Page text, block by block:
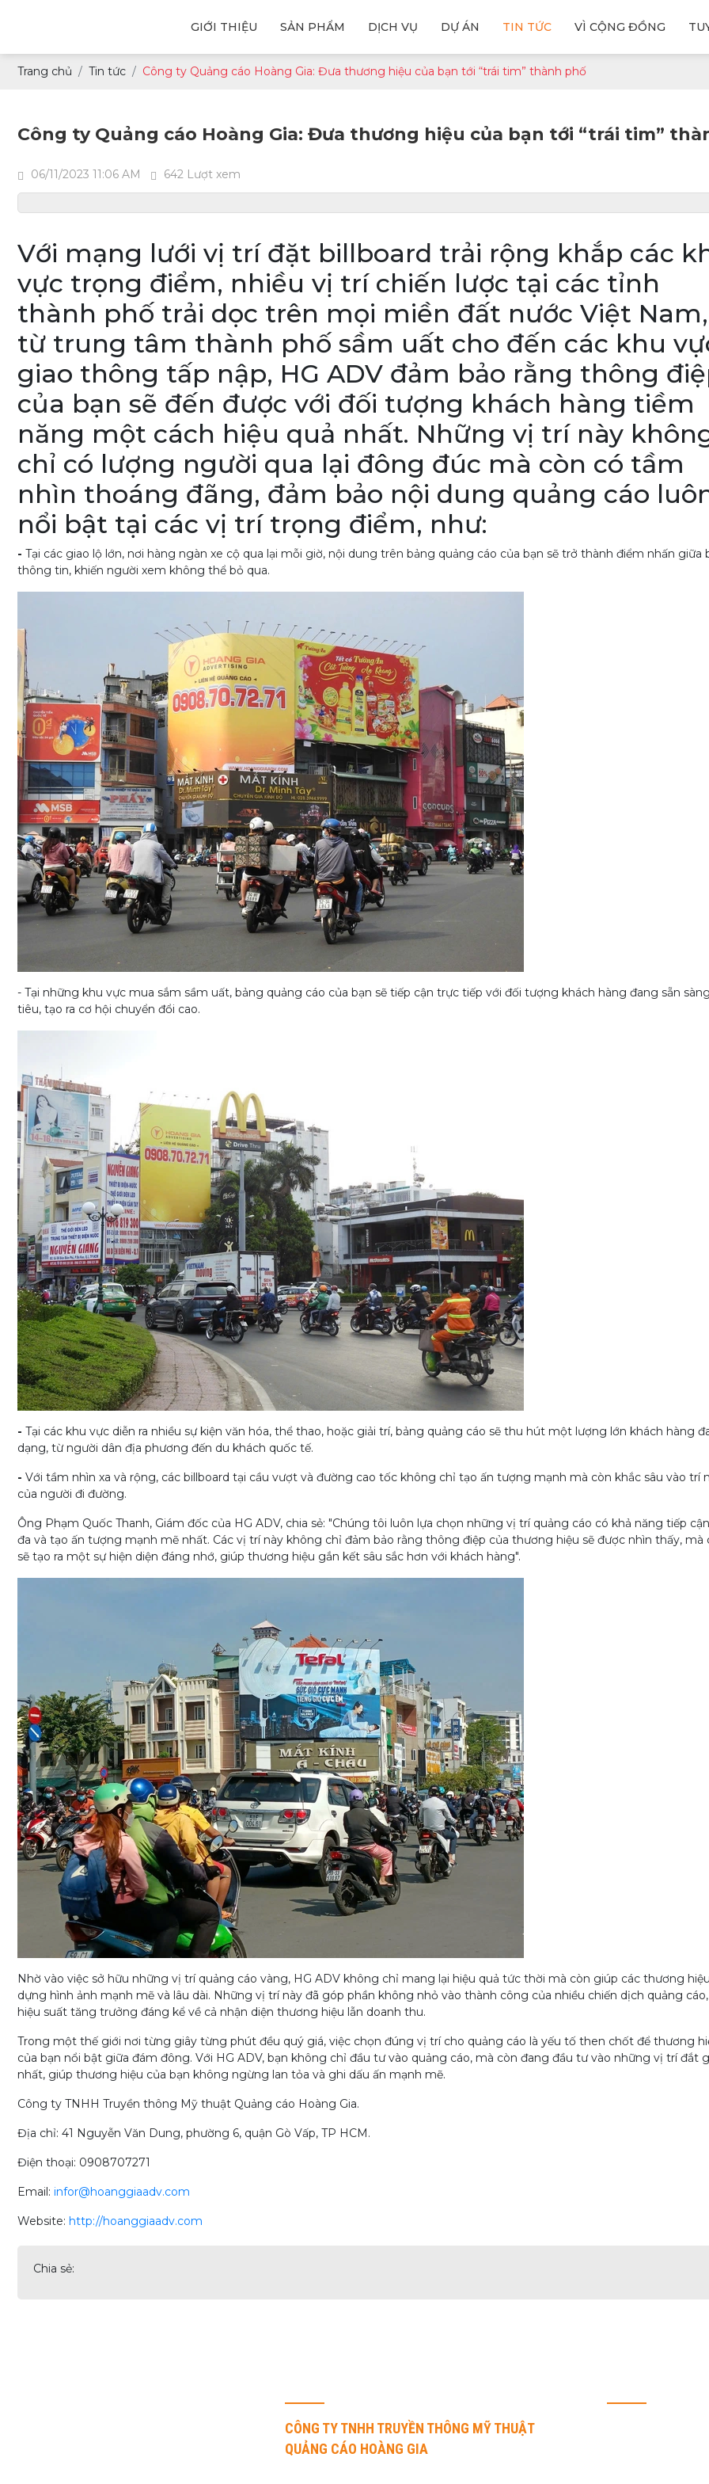
GIỚI THIỆU SẢN PHẨM DỊCH VỤ DỰ ÁN TIN TỨC VÌ CỘNG ĐỒNG
Trang chủ Tin tức Công ty Quảng cáo Hoàng Gia: Đưa thương hiệu của bạn tới “trái tim” thành phố
Công ty Quảng cáo Hoàng Gia: Đưa thương hiệu của bạn tới “trái tim”
06/11/2023 11:06 AM 642 Lượt xem
Với mạng lưới vị trí đặt billboard trải rộng khắp các
vực trọng điểm, nhiều vị trí chiến lược tại các tỉnh
thành phố trải dọc trên mọi miền đất nước Việt Nam,
từ trung tâm thành phố sầm uất cho đến các khu
giao thông tấp nập, HG ADV đảm bảo rằng thông
của bạn sẽ đến được với đối tượng khách hàng tiềm
năng một cách hiệu quả nhất. Những vị trí này
chỉ có lượng người qua lại đông đúc mà còn có tầm
nhìn thoáng đãng, đảm bảo nội dung quảng cáo
nổi bật tại các vị trí trọng điểm, như:
- Tại các giao lộ lớn, nơi hàng ngàn xe cộ qua lại mỗi giờ, nội dung trên bảng quảng cáo của bạn sẽ trở thành điểm nhấn giữa
thông tin, khiến người xem không thể bỏ qua.
- Tại những khu vực mua sắm sầm uất, bảng quảng cáo của bạn sẽ tiếp cận trực tiếp với đối tượng khách hàng đang sẵn
tiêu, tạo ra cơ hội chuyển đổi cao.
- Tại các khu vực diễn ra nhiều sự kiện văn hóa, thể thao, hoặc giải trí, bảng quảng cáo sẽ thu hút một lượng lớn khách hàng
dạng, từ người dân địa phương đến du khách quốc tế.
- Với tầm nhìn xa và rộng, các billboard tại cầu vượt và đường cao tốc không chỉ tạo ấn tượng mạnh mà còn khắc sâu vào trí
của người đi đường.
Ông Phạm Quốc Thanh, Giám đốc của HG ADV, chia sẻ: "Chúng tôi luôn lựa chọn những vị trí quảng cáo có khả năng tiếp
đa và tạo ấn tượng mạnh mẽ nhất. Các vị trí này không chỉ đảm bảo rằng thông điệp của thương hiệu sẽ được nhìn thấy, mà
sẽ tạo ra một sự hiện diện đáng nhớ, giúp thương hiệu gắn kết sâu sắc hơn với khách hàng".
Nhờ vào việc sở hữu những vị trí quảng cáo vàng, HG ADV không chỉ mang lại hiệu quả tức thời mà còn giúp các thương
dựng hình ảnh mạnh mẽ và lâu dài. Những vị trí này đã góp phần không nhỏ vào thành công của nhiều chiến dịch quảng
hiệu suất tăng trưởng đáng kể về cả nhận diện thương hiệu lẫn doanh thu.
Trong một thế giới nơi từng giây từng phút đều quý giá, việc chọn đúng vị trí cho quảng cáo là yếu tố then chốt để thương
của bạn nổi bật giữa đám đông. Với HG ADV, bạn không chỉ đầu tư vào quảng cáo, mà còn đang đầu tư vào những vị trí đắt
nhất, giúp thương hiệu của bạn không ngừng lan tỏa và ghi dấu ấn mạnh mẽ.
Công ty TNHH Truyền thông Mỹ thuật Quảng cáo Hoàng Gia.
Địa chỉ: 41 Nguyễn Văn Dung, phường 6, quận Gò Vấp, TP HCM.
Điện thoại: 0908707271
Email: infor@hoanggiaadv.com
Website: http://hoanggiaadv.com
Chia sẻ:
CÔNG TY TNHH TRUYỀN THÔNG MỸ THUẬT
QUẢNG CÁO HOÀNG GIA